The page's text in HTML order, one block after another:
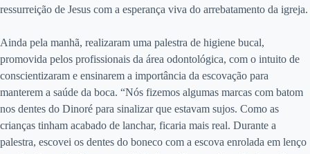
ressurreição de Jesus com a esperança viva do arrebatamento da igreja.
Ainda pela manhã, realizaram uma palestra de higiene bucal,
promovida pelos profissionais da área odontológica, com o intuito de
conscientizaram e ensinarem a importância da escovação para
manterem a saúde da boca. “Nós fizemos algumas marcas com batom
nos dentes do Dinoré para sinalizar que estavam sujos. Como as
crianças tinham acabado de lanchar, ficaria mais real. Durante a
palestra, escovei os dentes do boneco com a escova enrolada em lenço